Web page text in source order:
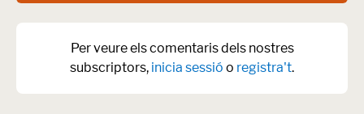
Per veure els comentaris dels nostres
subscriptors, inicia sessió o registra't.